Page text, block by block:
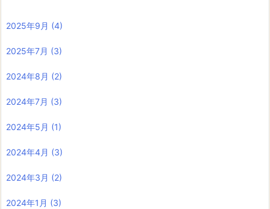
2025年9月 (4)
2025年7月 (3)
2024年8月 (2)
2024年7月 (3)
2024年5月 (1)
2024年4月 (3)
2024年3月 (2)
2024年1月 (3)